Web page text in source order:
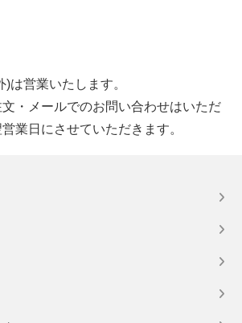
は営業いたします。
・メールでのお問い合わせはいただ
業日にさせていただきます。